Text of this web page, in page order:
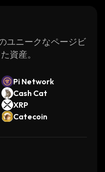
ユニークなページビ
資産。
Pi Network
Cash Cat
XRP
Catecoin